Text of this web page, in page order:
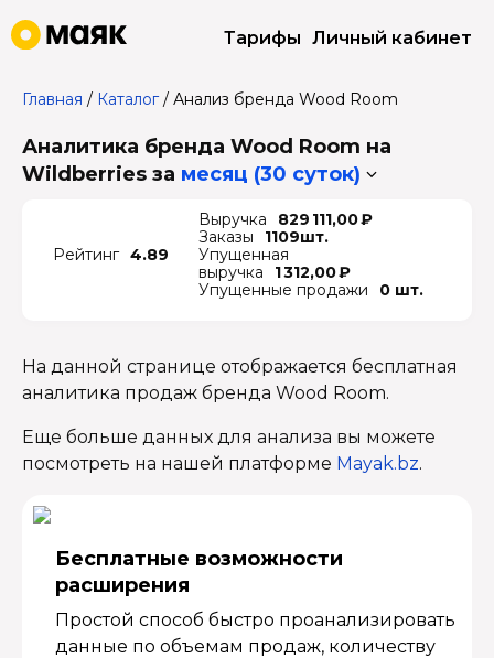
Тарифы Личный кабинет
Главная / Каталог/ Анализ бренда Wood Room
Аналитика бренда Wood Room на
Wildberries за месяц (30 суток)
Рейтинг 4.89
Выручка
829 111,00 ₽
Заказы
1109шт.
Упущенная
выручка
1 312,00 ₽
Упущенные продажи
0 шт.
На данной странице отображается бесплатная
аналитика продаж бренда Wood Room.
Еще больше данных для анализа вы можете
посмотреть на нашей платформе Mayak.bz.
Бесплатные возмож­ности
расширения
Простой способ быстро проанализировать
данные по объемам продаж, количеству